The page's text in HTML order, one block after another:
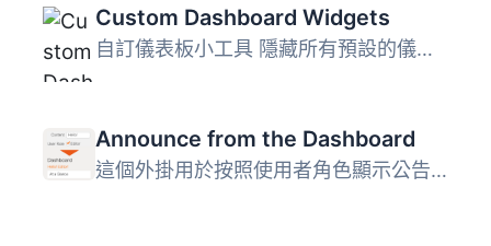
Custom Dashboard Widgets
自訂儀表板小工具 隱藏所有預設的儀表板小工具，並新增一個自...
Announce from the Dashboard
這個外掛用於按照使用者角色顯示公告。 如果想要更改外掛程式...